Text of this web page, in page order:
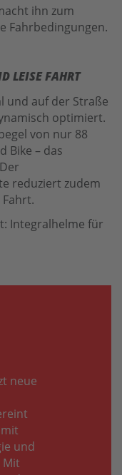
ihn zum
Fahrbedingungen.
LEISE FAHRT
und auf der Straße
optimiert.
von nur 88
Bike – das
reduziert zudem
neue
und